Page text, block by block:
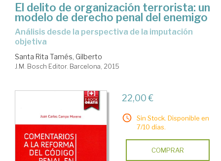
El delito de organización terrorista: un
modelo de derecho penal del enemigo
Análisis desde la perspectiva de la imputación
objetiva
Santa Rita Tamés, Gilberto
J.M. Bosch Editor. Barcelona, 2015
22,00 €
Sin Stock. Disponible en
7/10 días.
COMPRAR